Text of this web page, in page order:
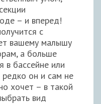
– и вперед!
с
вашему малышу
а больше
в бассейне или
он и сам не
хочет – в такой
вид